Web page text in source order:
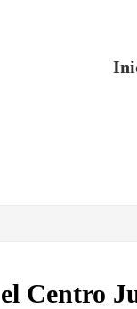
Centro